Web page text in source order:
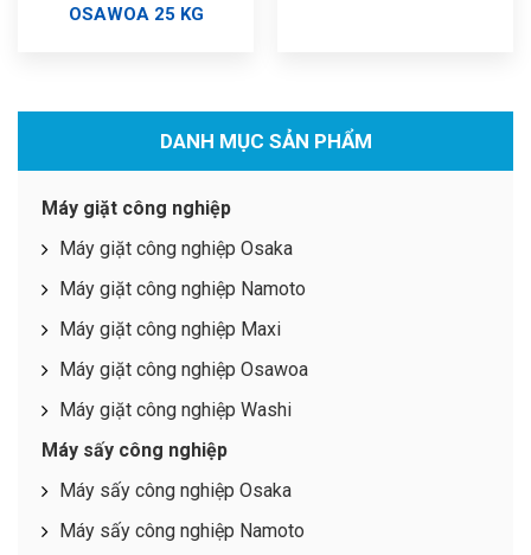
DANH MỤC SẢN PHẨM
Máy giặt công nghiệp
Máy giặt công nghiệp Osaka
Máy giặt công nghiệp Namoto
Máy giặt công nghiệp Maxi
Máy giặt công nghiệp Osawoa
Máy giặt công nghiệp Washi
Máy sấy công nghiệp
Máy sấy công nghiệp Osaka
Máy sấy công nghiệp Namoto
OSAWOA 25 KG